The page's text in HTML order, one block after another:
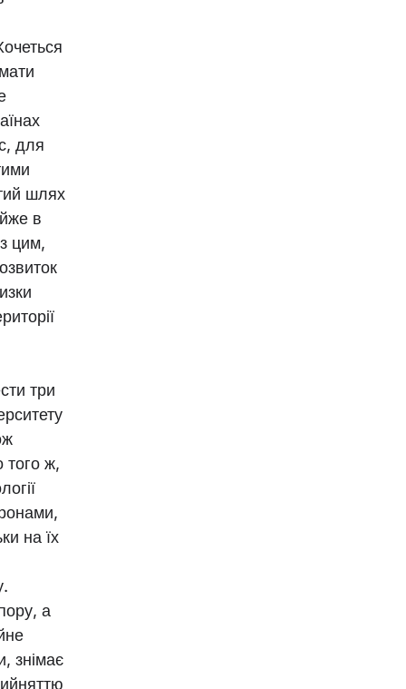
для
шлях
в
цим,
три
того ж,
на їх
а
знімає